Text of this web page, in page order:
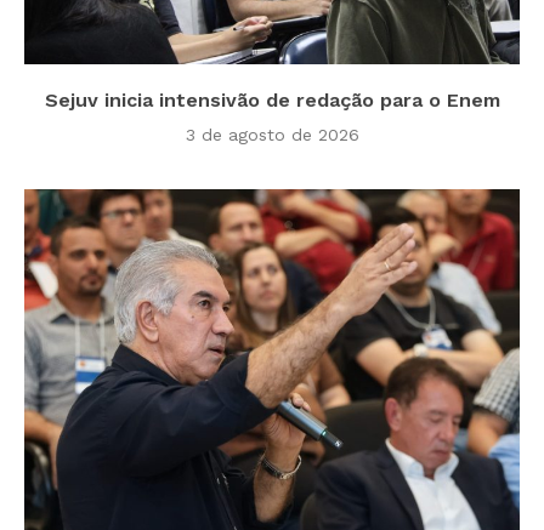
Sejuv inicia intensivão de redação para o Enem
3 de agosto de 2026